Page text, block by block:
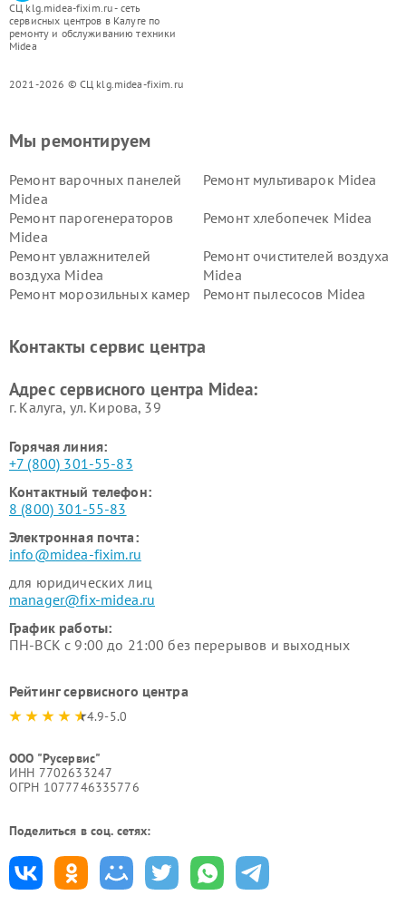
СЦ klg.midea-fixim.ru - сеть
сервисных центров в Калуге по
ремонту и обслуживанию техники
Midea
2021-2026 © СЦ klg.midea-fixim.ru
Мы ремонтируем
Ремонт варочных панелей
Midea
Ремонт мультиварок Midea
Ремонт парогенераторов
Midea
Ремонт хлебопечек Midea
Ремонт увлажнителей
воздуха Midea
Ремонт очистителей воздуха
Midea
Ремонт морозильных камер
Ремонт пылесосов Midea
пылесосов Midea
Midea
Контакты сервис центра
Адрес сервисного центра Midea:
г. Калуга, ул. Кирова, 39
Горячая линия:
+7 (800) 301-55-83
Контактный телефон:
8 (800) 301-55-83
Электронная почта:
info@midea-fixim.ru
для юридических лиц
manager@fix-midea.ru
График работы:
ПН-ВСК с 9:00 до 21:00 без перерывов и выходных
Рейтинг сервисного центра
4.9-5.0
ООО "Русервис"
ИНН 7702633247
ОГРН 1077746335776
Поделиться в соц. сетях: